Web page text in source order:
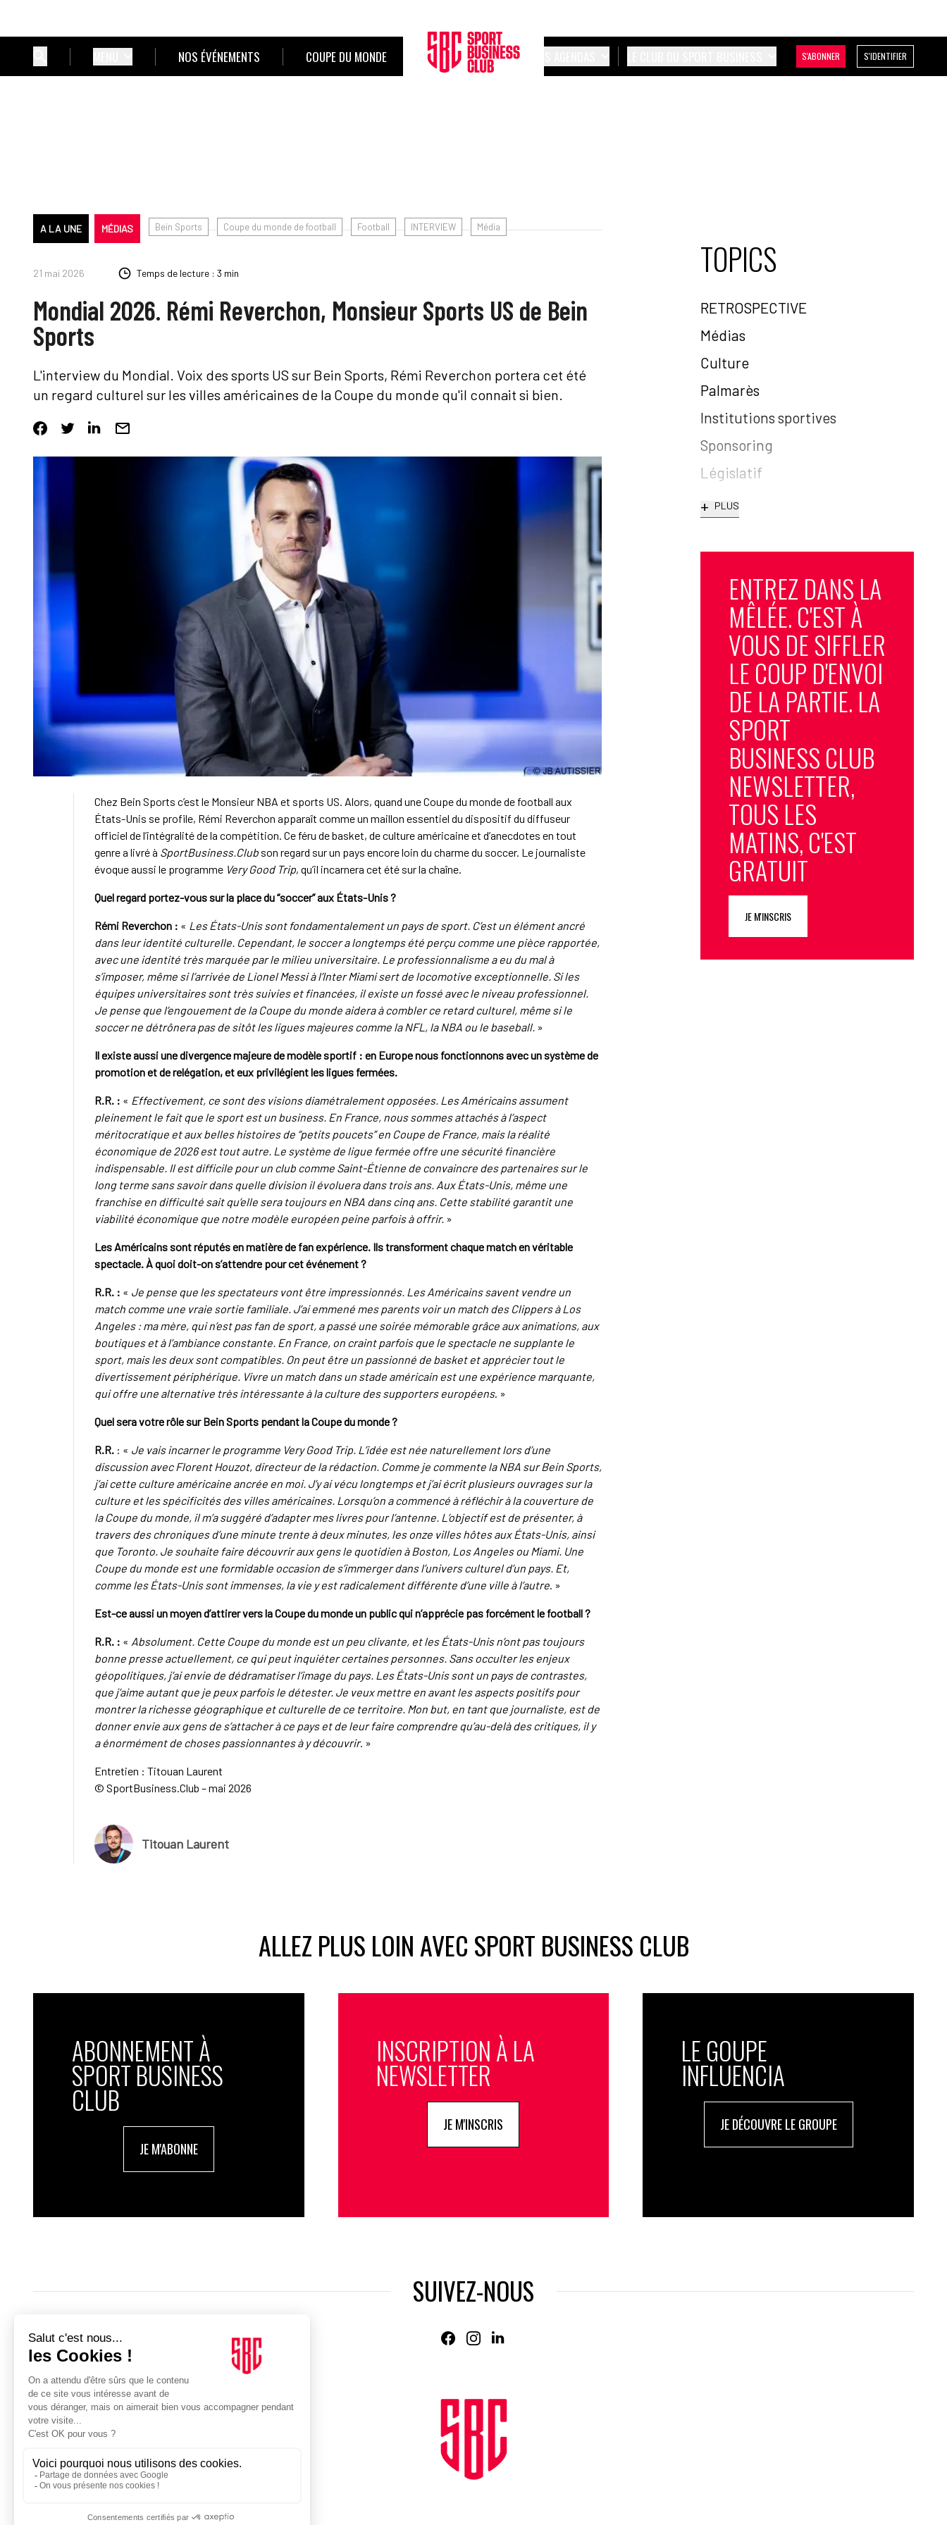
NOS ÉVÉNEMENTS COUPE DU MONDE S'ABONNER S'IDENTIFIER
A LA UNE MÉDIAS Bein Sports Coupe du monde de football Football INTERVIEW Média
21 mai 2026 Temps de lecture : 3 min
Mondial 2026. Rémi Reverchon, Monsieur Sports US de Bein
Sports
L'interview du Mondial. Voix des sports US sur Bein Sports, Rémi Reverchon portera cet été
un regard culturel sur les villes américaines de la Coupe du monde qu'il connait si bien.
Chez Bein Sports c’est le Monsieur NBA et sports US. Alors, quand une Coupe du monde de football aux
États-Unis se profile, Rémi Reverchon apparaît comme un maillon essentiel du dispositif du diffuseur
officiel de l’intégralité de la compétition. Ce féru de basket, de culture américaine et d’anecdotes en tout
genre a livré à SportBusiness.Clubson regard sur un pays encore loin du charme du soccer. Le journaliste
évoque aussi le programme Very Good Trip, qu’il incarnera cet été sur la chaîne.
Quel regard portez-vous sur la place du “soccer” aux États-Unis ?
Rémi Reverchon : « Les États-Unis sont fondamentalement un pays de sport. C’est un élément ancré
dans leur identité culturelle. Cependant, le soccer a longtemps été perçu comme une pièce rapportée,
avec une identité très marquée par le milieu universitaire. Le professionnalisme a eu du mal à
s’imposer, même si l’arrivée de Lionel Messi à l’Inter Miami sert de locomotive exceptionnelle. Si les
équipes universitaires sont très suivies et financées, il existe un fossé avec le niveau professionnel.
Je pense que l’engouement de la Coupe du monde aidera à combler ce retard culturel, même si le
soccer ne détrônera pas de sitôt les ligues majeures comme la NFL, la NBA ou le baseball. »
Il existe aussi une divergence majeure de modèle sportif : en Europe nous fonctionnons avec un système de
promotion et de relégation, et eux privilégient les ligues fermées.
R.R. : « Effectivement, ce sont des visions diamétralement opposées. Les Américains assument
pleinement le fait que le sport est un business. En France, nous sommes attachés à l’aspect
méritocratique et aux belles histoires de “petits poucets” en Coupe de France, mais la réalité
économique de 2026 est tout autre. Le système de ligue fermée offre une sécurité financière
indispensable. Il est difficile pour un club comme Saint-Étienne de convaincre des partenaires sur le
long terme sans savoir dans quelle division il évoluera dans trois ans. Aux États-Unis, même une
franchise en difficulté sait qu’elle sera toujours en NBA dans cinq ans. Cette stabilité garantit une
viabilité économique que notre modèle européen peine parfois à offrir. »
Les Américains sont réputés en matière de fan expérience. Ils transforment chaque match en véritable
spectacle. À quoi doit-on s’attendre pour cet événement ?
R.R. : « Je pense que les spectateurs vont être impressionnés. Les Américains savent vendre un
match comme une vraie sortie familiale. J’ai emmené mes parents voir un match des Clippers à Los
Angeles : ma mère, qui n’est pas fan de sport, a passé une soirée mémorable grâce aux animations, aux
boutiques et à l’ambiance constante. En France, on craint parfois que le spectacle ne supplante le
sport, mais les deux sont compatibles. On peut être un passionné de basket et apprécier tout le
divertissement périphérique. Vivre un match dans un stade américain est une expérience marquante,
qui offre une alternative très intéressante à la culture des supporters européens. »
Quel sera votre rôle sur Bein Sports pendant la Coupe du monde ?
R.R. : « Je vais incarner le programme Very Good Trip. L’idée est née naturellement lors d’une
discussion avec Florent Houzot, directeur de la rédaction. Comme je commente la NBA sur Bein Sports,
j’ai cette culture américaine ancrée en moi. J’y ai vécu longtemps et j’ai écrit plusieurs ouvrages sur la
culture et les spécificités des villes américaines. Lorsqu’on a commencé à réfléchir à la couverture de
la Coupe du monde, il m’a suggéré d’adapter mes livres pour l’antenne. L’objectif est de présenter, à
travers des chroniques d’une minute trente à deux minutes, les onze villes hôtes aux États-Unis, ainsi
que Toronto. Je souhaite faire découvrir aux gens le quotidien à Boston, Los Angeles ou Miami. Une
Coupe du monde est une formidable occasion de s’immerger dans l’univers culturel d’un pays. Et,
comme les États-Unis sont immenses, la vie y est radicalement différente d’une ville à l’autre. »
Est-ce aussi un moyen d’attirer vers la Coupe du monde un public qui n’apprécie pas forcément le football ?
R.R. : « Absolument. Cette Coupe du monde est un peu clivante, et les États-Unis n’ont pas toujours
bonne presse actuellement, ce qui peut inquiéter certaines personnes. Sans occulter les enjeux
géopolitiques, j’ai envie de dédramatiser l’image du pays. Les États-Unis sont un pays de contrastes,
que j’aime autant que je peux parfois le détester. Je veux mettre en avant les aspects positifs pour
montrer la richesse géographique et culturelle de ce territoire. Mon but, en tant que journaliste, est de
donner envie aux gens de s’attacher à ce pays et de leur faire comprendre qu’au-delà des critiques, il y
a énormément de choses passionnantes à y découvrir. »
Entretien : Titouan Laurent
© SportBusiness.Club – mai 2026
Titouan Laurent
TOPICS
RETROSPECTIVE
Médias
Culture
Palmarès
Institutions sportives
Sponsoring
Législatif
+ PLUS
ENTREZ DANS LA
MÊLÉE. C'EST À
VOUS DE SIFFLER
LE COUP D'ENVOI
DE LA PARTIE. LA
SPORT
BUSINESS CLUB
NEWSLETTER,
TOUS LES
MATINS, C'EST
GRATUIT
JE M'INSCRIS
ALLEZ PLUS LOIN AVEC SPORT BUSINESS CLUB
ABONNEMENT À
SPORT BUSINESS
CLUB
JE M'ABONNE
INSCRIPTION À LA
NEWSLETTER
JE M'INSCRIS
LE GOUPE
INFLUENCIA
JE DÉCOUVRE LE GROUPE
SUIVEZ-NOUS